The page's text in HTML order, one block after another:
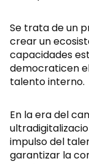
Se trata de un
crear un
capacidades
democraticen
talento interno.
En la era del
impulso del
garantizar la